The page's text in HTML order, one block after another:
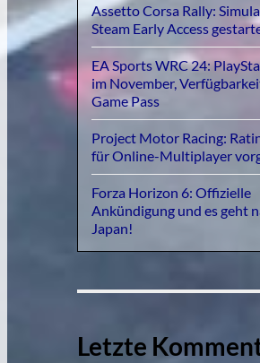
Assetto Corsa Rally:
Steam Early Access
EA Sports WRC 24:
im November,
Game Pass
Project Motor Racing:
für Online-Multiplayer
Forza Horizon 6: Offizielle
Ankündigung und es geht
Japan!
Letzte